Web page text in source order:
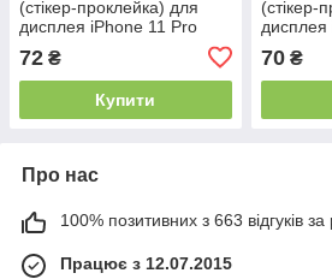
(стікер-проклейка) для
дисплея iPhone 11 Pro
72 ₴
Купити
(стікер-
дисплея
70₴
Про нас
100% позитивних з 663 відгуків за
Працює з 12.07.2015